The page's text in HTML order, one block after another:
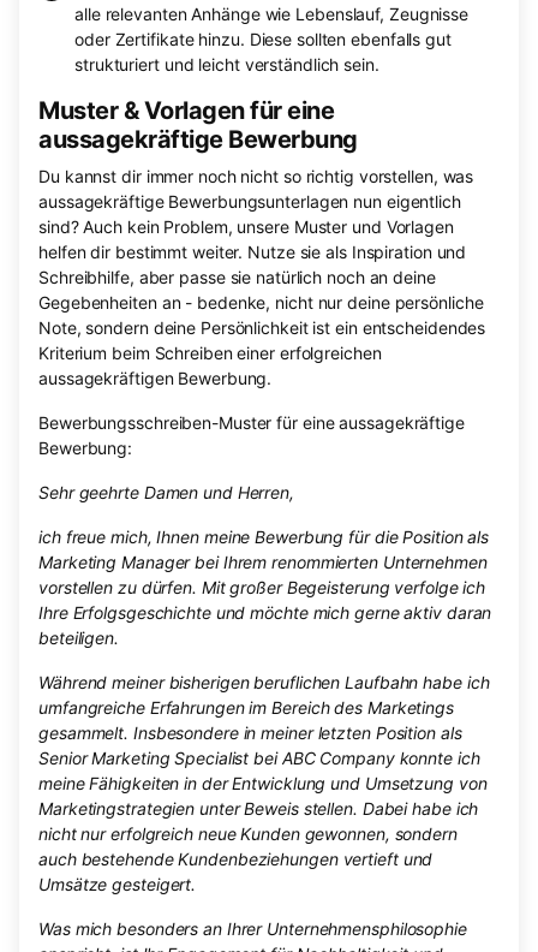
alle relevanten Anhänge wie Lebenslauf, Zeugnisse
oder Zertifikate hinzu. Diese sollten ebenfalls gut
strukturiert und leicht verständlich sein.
Muster & Vorlagen für eine
aussagekräftige Bewerbung
Du kannst dir immer noch nicht so richtig vorstellen, was
aussagekräftige Bewerbungsunterlagen nun eigentlich
sind? Auch kein Problem, unsere Muster und Vorlagen
helfen dir bestimmt weiter. Nutze sie als Inspiration und
Schreibhilfe, aber passe sie natürlich noch an deine
Gegebenheiten an - bedenke, nicht nur deine persönliche
Note, sondern deine Persönlichkeit ist ein entscheidendes
Kriterium beim Schreiben einer erfolgreichen
aussagekräftigen Bewerbung.
Bewerbungsschreiben-Muster für eine aussagekräftige
Bewerbung:
Sehr geehrte Damen und Herren,
ich freue mich, Ihnen meine Bewerbung für die Position als
Marketing Manager bei Ihrem renommierten Unternehmen
vorstellen zu dürfen. Mit großer Begeisterung verfolge ich
Ihre Erfolgsgeschichte und möchte mich gerne aktiv daran
beteiligen.
Während meiner bisherigen beruflichen Laufbahn habe ich
umfangreiche Erfahrungen im Bereich des Marketings
gesammelt. Insbesondere in meiner letzten Position als
Senior Marketing Specialist bei ABC Company konnte ich
meine Fähigkeiten in der Entwicklung und Umsetzung von
Marketingstrategien unter Beweis stellen. Dabei habe ich
nicht nur erfolgreich neue Kunden gewonnen, sondern
auch bestehende Kundenbeziehungen vertieft und
Umsätze gesteigert.
Was mich besonders an Ihrer Unternehmensphilosophie